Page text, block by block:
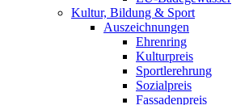
Kultur, Bildung & Sport
Auszeichnungen
Ehrenring
Kulturpreis
Sportlerehrung
Sozialpreis
Fassadenpreis